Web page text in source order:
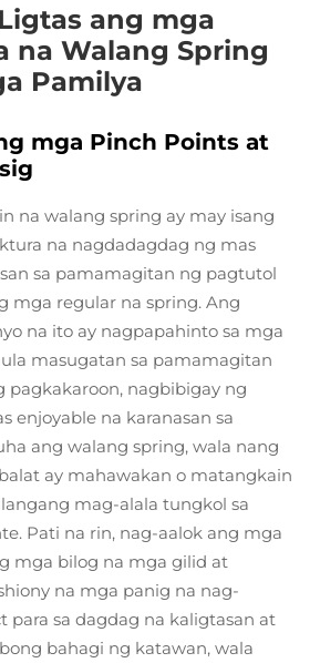
ang mga
na Walang Spring
Pamilya
mga Pinch Points at
na walang spring ay may isang
na nagdadagdag ng mas
sa pamamagitan ng pagtutol
mga regular na spring. Ang
na ito ay nagpapahinto sa mga
masugatan sa pamamagitan
pagkakaroon, nagbibigay ng
enjoyable na karanasan sa
ang walang spring, wala nang
ay mahawakan o matangkain
mag-alala tungkol sa
Pati na rin, nag-aalok ang mga
mga bilog na mga gilid at
na mga panig na nag-
para sa dagdag na kaligtasan at
bahagi ng katawan, wala